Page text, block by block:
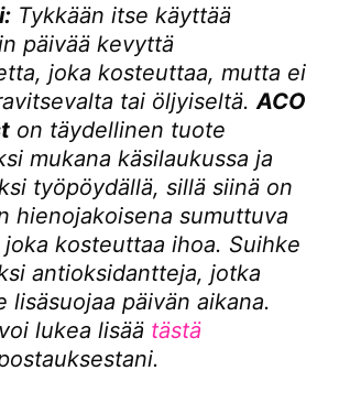
Tykkään itse käyttää
päivää kevyttä
joka kosteuttaa, mutta ei
tai öljyiseltä.ACO
on täydellinen tuote
mukana käsilaukussa ja
työpöydällä, sillä siinä on
hienojakoisena sumuttuva
kosteuttaa ihoa. Suihke
antioksidantteja, jotka
lisäsuojaa päivän aikana.
lukea lisää tästä